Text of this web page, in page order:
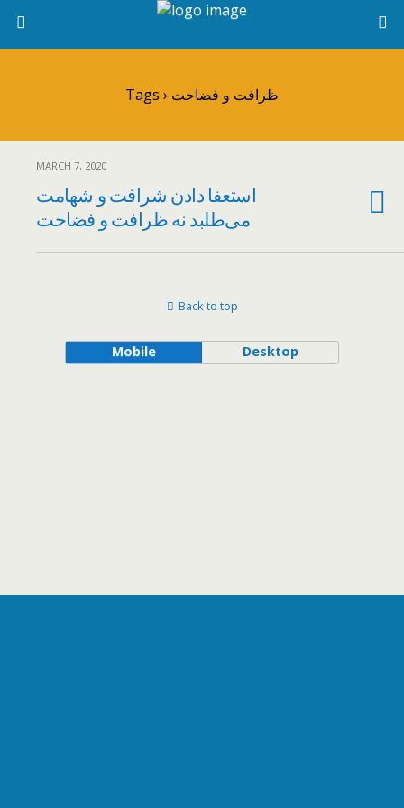
Tags › ظرافت و فضاحت
MARCH 7, 2020
استعفا دادن شرافت و شهامت
می‌طلبد نه ظرافت و فضاحت
Back to top
Mobile Desktop